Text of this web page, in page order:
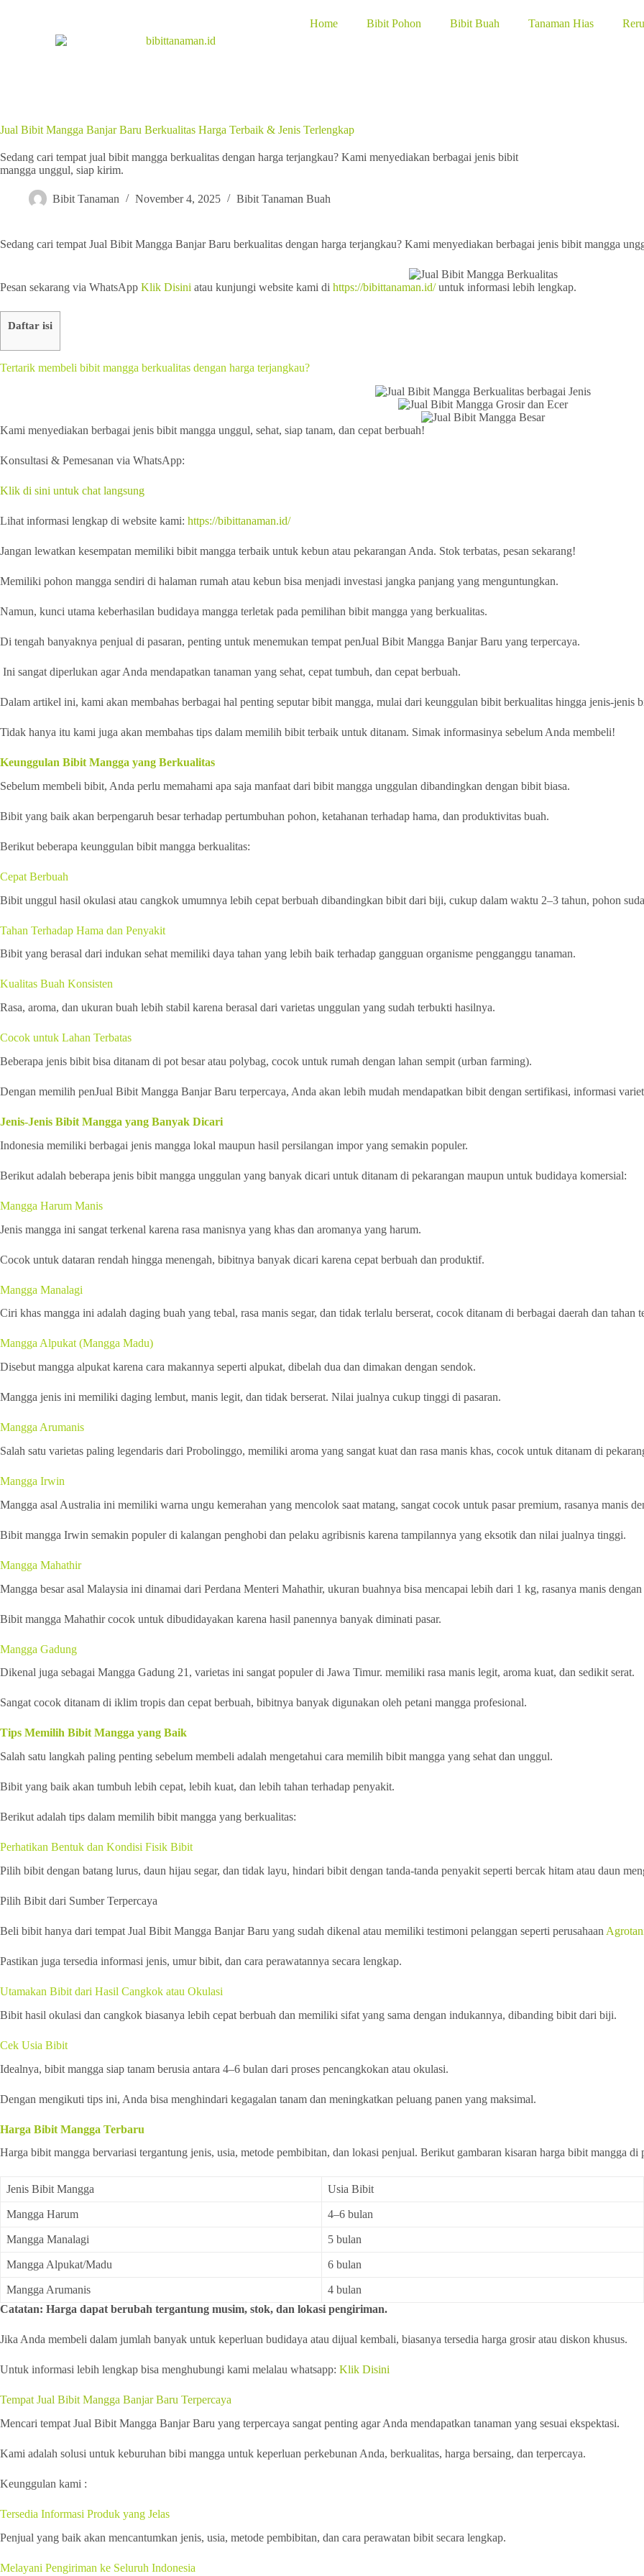
Home Bibit Pohon Bibit Buah Tanaman Hias
Jual Bibit Mangga Banjar Baru Berkualitas Harga Terbaik & Jenis Terlengkap
Sedang cari tempat jual bibit mangga berkualitas dengan harga terjangkau? Kami menyediakan berbagai jenis bibit
mangga unggul, siap kirim.
Bibit Tanaman November 4, 2025 Bibit Tanaman Buah
Sedang cari tempat Jual Bibit Mangga Banjar Baru berkualitas dengan harga terjangkau? Kami menyediakan berbagai jenis bibit mangga
Pesan sekarang via WhatsApp Klik Disini atau kunjungi website kami di https://bibittanaman.id/untuk informasi lebih lengkap.
Daftar isi
Tertarik membeli bibit mangga berkualitas dengan harga terjangkau?
Kami menyediakan berbagai jenis bibit mangga unggul, sehat, siap tanam, dan cepat berbuah!
Konsultasi & Pemesanan via WhatsApp:
Klik di sini untuk chat langsung
Lihat informasi lengkap di website kami: https://bibittanaman.id/
Jangan lewatkan kesempatan memiliki bibit mangga terbaik untuk kebun atau pekarangan Anda. Stok terbatas, pesan sekarang!
Memiliki pohon mangga sendiri di halaman rumah atau kebun bisa menjadi investasi jangka panjang yang menguntungkan.
Namun, kunci utama keberhasilan budidaya mangga terletak pada pemilihan bibit mangga yang berkualitas.
Di tengah banyaknya penjual di pasaran, penting untuk menemukan tempat penJual Bibit Mangga Banjar Baru yang terpercaya.
Ini sangat diperlukan agar Anda mendapatkan tanaman yang sehat, cepat tumbuh, dan cepat berbuah.
Dalam artikel ini, kami akan membahas berbagai hal penting seputar bibit mangga, mulai dari keunggulan bibit berkualitas hingga jenis-jenis
Tidak hanya itu kami juga akan membahas tips dalam memilih bibit terbaik untuk ditanam. Simak informasinya sebelum Anda membeli!
Keunggulan Bibit Mangga yang Berkualitas
Sebelum membeli bibit, Anda perlu memahami apa saja manfaat dari bibit mangga unggulan dibandingkan dengan bibit biasa.
Bibit yang baik akan berpengaruh besar terhadap pertumbuhan pohon, ketahanan terhadap hama, dan produktivitas buah.
Berikut beberapa keunggulan bibit mangga berkualitas:
Cepat Berbuah
Bibit unggul hasil okulasi atau cangkok umumnya lebih cepat berbuah dibandingkan bibit dari biji, cukup dalam waktu 2–3 tahun, pohon
Tahan Terhadap Hama dan Penyakit
Bibit yang berasal dari indukan sehat memiliki daya tahan yang lebih baik terhadap gangguan organisme pengganggu tanaman.
Kualitas Buah Konsisten
Rasa, aroma, dan ukuran buah lebih stabil karena berasal dari varietas unggulan yang sudah terbukti hasilnya.
Cocok untuk Lahan Terbatas
Beberapa jenis bibit bisa ditanam di pot besar atau polybag, cocok untuk rumah dengan lahan sempit (urban farming).
Dengan memilih penJual Bibit Mangga Banjar Baru terpercaya, Anda akan lebih mudah mendapatkan bibit dengan sertifikasi, informasi
Jenis-Jenis Bibit Mangga yang Banyak Dicari
Indonesia memiliki berbagai jenis mangga lokal maupun hasil persilangan impor yang semakin populer.
Berikut adalah beberapa jenis bibit mangga unggulan yang banyak dicari untuk ditanam di pekarangan maupun untuk budidaya komersial:
Mangga Harum Manis
Jenis mangga ini sangat terkenal karena rasa manisnya yang khas dan aromanya yang harum.
Cocok untuk dataran rendah hingga menengah, bibitnya banyak dicari karena cepat berbuah dan produktif.
Mangga Manalagi
Ciri khas mangga ini adalah daging buah yang tebal, rasa manis segar, dan tidak terlalu berserat, cocok ditanam di berbagai daerah dan tahan
Mangga Alpukat (Mangga Madu)
Disebut mangga alpukat karena cara makannya seperti alpukat, dibelah dua dan dimakan dengan sendok.
Mangga jenis ini memiliki daging lembut, manis legit, dan tidak berserat. Nilai jualnya cukup tinggi di pasaran.
Mangga Arumanis
Salah satu varietas paling legendaris dari Probolinggo, memiliki aroma yang sangat kuat dan rasa manis khas, cocok untuk ditanam di
Mangga Irwin
Mangga asal Australia ini memiliki warna ungu kemerahan yang mencolok saat matang, sangat cocok untuk pasar premium, rasanya manis
Bibit mangga Irwin semakin populer di kalangan penghobi dan pelaku agribisnis karena tampilannya yang eksotik dan nilai jualnya tinggi.
Mangga Mahathir
Mangga besar asal Malaysia ini dinamai dari Perdana Menteri Mahathir, ukuran buahnya bisa mencapai lebih dari 1 kg, rasanya manis dengan
Bibit mangga Mahathir cocok untuk dibudidayakan karena hasil panennya banyak diminati pasar.
Mangga Gadung
Dikenal juga sebagai Mangga Gadung 21, varietas ini sangat populer di Jawa Timur. memiliki rasa manis legit, aroma kuat, dan sedikit serat.
Sangat cocok ditanam di iklim tropis dan cepat berbuah, bibitnya banyak digunakan oleh petani mangga profesional.
Tips Memilih Bibit Mangga yang Baik
Salah satu langkah paling penting sebelum membeli adalah mengetahui cara memilih bibit mangga yang sehat dan unggul.
Bibit yang baik akan tumbuh lebih cepat, lebih kuat, dan lebih tahan terhadap penyakit.
Berikut adalah tips dalam memilih bibit mangga yang berkualitas:
Perhatikan Bentuk dan Kondisi Fisik Bibit
Pilih bibit dengan batang lurus, daun hijau segar, dan tidak layu, hindari bibit dengan tanda-tanda penyakit seperti bercak hitam atau daun
Pilih Bibit dari Sumber Terpercaya
Beli bibit hanya dari tempat Jual Bibit Mangga Banjar Baru yang sudah dikenal atau memiliki testimoni pelanggan seperti perusahaan
Pastikan juga tersedia informasi jenis, umur bibit, dan cara perawatannya secara lengkap.
Utamakan Bibit dari Hasil Cangkok atau Okulasi
Bibit hasil okulasi dan cangkok biasanya lebih cepat berbuah dan memiliki sifat yang sama dengan indukannya, dibanding bibit dari biji.
Cek Usia Bibit
Idealnya, bibit mangga siap tanam berusia antara 4–6 bulan dari proses pencangkokan atau okulasi.
Dengan mengikuti tips ini, Anda bisa menghindari kegagalan tanam dan meningkatkan peluang panen yang maksimal.
Harga Bibit Mangga Terbaru
Harga bibit mangga bervariasi tergantung jenis, usia, metode pembibitan, dan lokasi penjual. Berikut gambaran kisaran harga bibit mangga di
Jenis Bibit Mangga Usia Bibit
Mangga Harum 4–6 bulan
Mangga Manalagi 5 bulan
Mangga Alpukat/Madu 6 bulan
Mangga Arumanis 4 bulan
Catatan: Harga dapat berubah tergantung musim, stok, dan lokasi pengiriman.
Jika Anda membeli dalam jumlah banyak untuk keperluan budidaya atau dijual kembali, biasanya tersedia harga grosir atau diskon khusus.
Untuk informasi lebih lengkap bisa menghubungi kami melalau whatsapp: Klik Disini
Tempat Jual Bibit Mangga Banjar Baru Terpercaya
Mencari tempat Jual Bibit Mangga Banjar Baru yang terpercaya sangat penting agar Anda mendapatkan tanaman yang sesuai ekspektasi.
Kami adalah solusi untuk keburuhan bibi mangga untuk keperluan perkebunan Anda, berkualitas, harga bersaing, dan terpercaya.
Keunggulan kami :
Tersedia Informasi Produk yang Jelas
Penjual yang baik akan mencantumkan jenis, usia, metode pembibitan, dan cara perawatan bibit secara lengkap.
Melayani Pengiriman ke Seluruh Indonesia